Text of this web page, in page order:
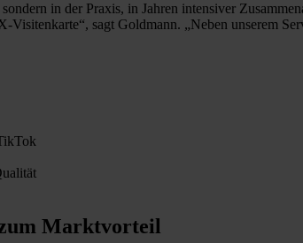
in der Praxis, in Jahren intensiver
sagt Goldmann. „Neben unserem
Marktvorteil​